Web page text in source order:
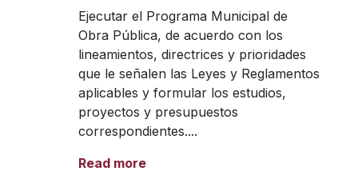
Ejecutar el Programa Municipal de
Obra Pública, de acuerdo con los
lineamientos, directrices y prioridades
que le señalen las Leyes y Reglamentos
aplicables y formular los estudios,
proyectos y presupuestos
correspondientes....
Read more